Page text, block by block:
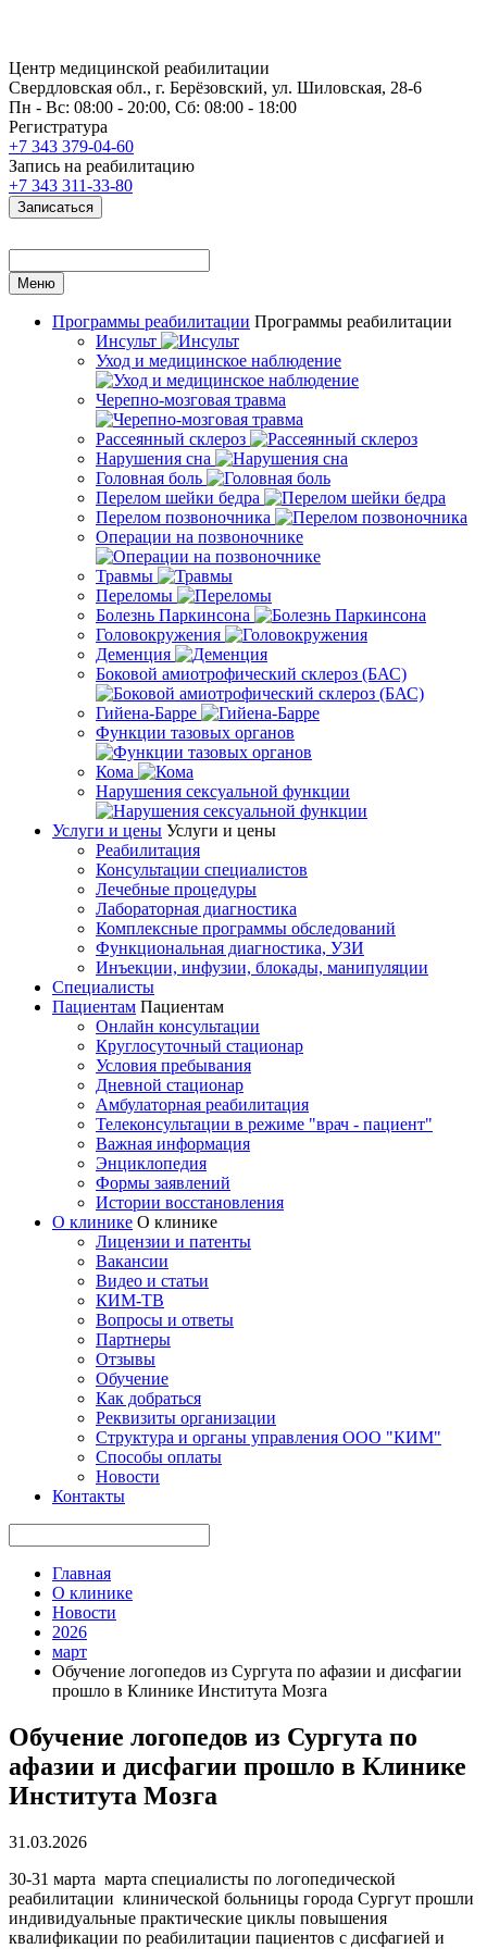
Центр медицинской реабилитации
Свердловская обл., г. Берёзовский, ул. Шиловская, 28-6
Пн - Вс: 08:00 - 20:00, Сб: 08:00 - 18:00
Регистратура
+7 343 379-04-60
Запись на реабилитацию
+7 343 311-33-80
Записаться
Меню
Программы реабилитации Программы реабилитации
Инсульт
Уход и медицинское наблюдение
Черепно-мозговая травма
Рассеянный склероз
Нарушения сна
Головная боль
Перелом шейки бедра
Перелом позвоночника
Операции на позвоночнике
Травмы
Переломы
Болезнь Паркинсона
Головокружения
Деменция
Боковой амиотрофический склероз (БАС)
Гийена-Барре
Функции тазовых органов
Кома
Нарушения сексуальной функции
Услуги и цены Услуги и цены
Реабилитация
Консультации специалистов
Лечебные процедуры
Лабораторная диагностика
Комплексные программы обследований
Функциональная диагностика, УЗИ
Инъекции, инфузии, блокады, манипуляции
Специалисты
Пациентам Пациентам
Онлайн консультации
Круглосуточный стационар
Условия пребывания
Дневной стационар
Амбулаторная реабилитация
Телеконсультации в режиме "врач - пациент"
Важная информация
Энциклопедия
Формы заявлений
Истории восстановления
О клинике О клинике
Лицензии и патенты
Вакансии
Видео и статьи
КИМ-ТВ
Вопросы и ответы
Партнеры
Отзывы
Обучение
Как добраться
Реквизиты организации
Структура и органы управления ООО "КИМ"
Способы оплаты
Новости
Контакты
Главная
О клинике
Новости
2026
март
Обучение логопедов из Сургута по афазии и дисфагии
прошло в Клинике Института Мозга
Обучение логопедов из Сургута по
афазии и дисфагии прошло в Клинике
Института Мозга
31.03.2026
30-31 марта марта специалисты по логопедической
реабилитации клинической больницы города Сургут прошли
индивидуальные практические циклы повышения
квалификации по реабилитации пациентов с дисфагией и